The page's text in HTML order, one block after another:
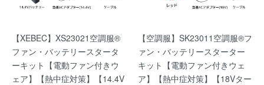
【XEBEC】XS23021空調服®
ファン・バッテリースタータ
ーキット【電動ファン付きウ
ェア】【熱中症対策】【14.4V
【空調服】SK23011空調服®フ
ァン・バッテリースターター
キット【電動ファン付きウェ
ア】【熱中症対策】【18Vター